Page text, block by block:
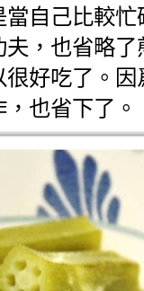
當自己比較
，也省略
好吃了。
也省下了。